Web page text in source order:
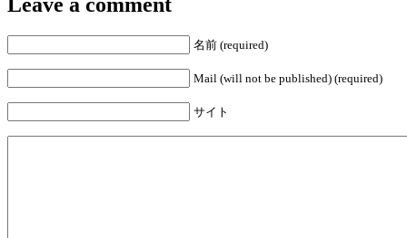
名前 (required)
Mail (will not be published) (required)
サイト